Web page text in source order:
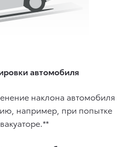
автомобиля
наклона автомобиля
например, при попытке